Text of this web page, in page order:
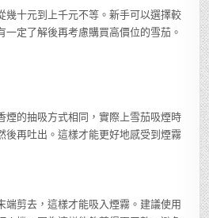
幾十元到上千元不等。新手可以選擇較
一定了解後再考慮購買高價位的雪茄。
煙的抽吸方式相同，實際上雪茄吸煙時
後再吐出。這樣才能更好地感受到煙霧
端剪去，這樣才能吸入煙霧。建議使用